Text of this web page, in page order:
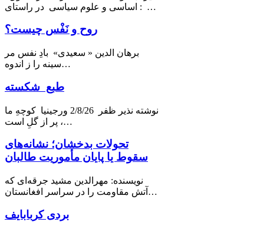
اساسی و علوم سیاسی در راستای : …
روح و نَفْس چیست؟
برهان الدین « سعیدی» بادِ نفس مر
سینه را ز اندوه…
طبع شکسته
نوشته نذیر ظفر 2/8/26 ورجینیا كوچهِ ما
پر از گلِ است ،…
تحولات بدخشان؛ نشانه‌های
سقوط یا پایان مأموریت طالبان
نویسنده: مهرالدین مشید جرقه‌ای که
آتش مقاومت را در سراسر افغانستان…
بردی کربابایف